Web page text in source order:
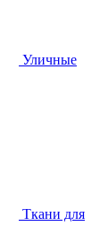
Уличные
Ткани для